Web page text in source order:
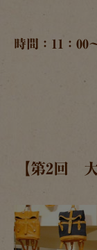
時間：11：00
【第2回 大